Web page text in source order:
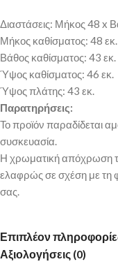
Διαστάσεις: Μήκος 48 x
Μήκος καθίσματος: 48 εκ.
Βάθος καθίσματος: 43 εκ.
Ύψος καθίσματος: 46 εκ.
Ύψος πλάτης: 43 εκ.
Παρατηρήσεις:
Το προϊόν παραδίδεται
συσκευασία.
Η χρωματική απόχρωση
ελαφρώς σε σχέση με τη
σας.
Επιπλέον
Αξιολογήσεις (0)